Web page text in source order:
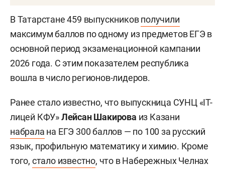
В Татарстане 459 выпускниковполучили
максимум баллов по одному из предметов ЕГЭ в
основной период экзаменационной кампании
2026 года. С этим показателем республика
вошла в число регионов-лидеров.
Ранее стало известно, что выпускница СУНЦ «IT-
лицей КФУ»Лейсан Шакирова из Казани
набрала на ЕГЭ 300 баллов — по 100 за русский
язык, профильную математику и химию. Кроме
того, стало известно, что в Набережных Челнах